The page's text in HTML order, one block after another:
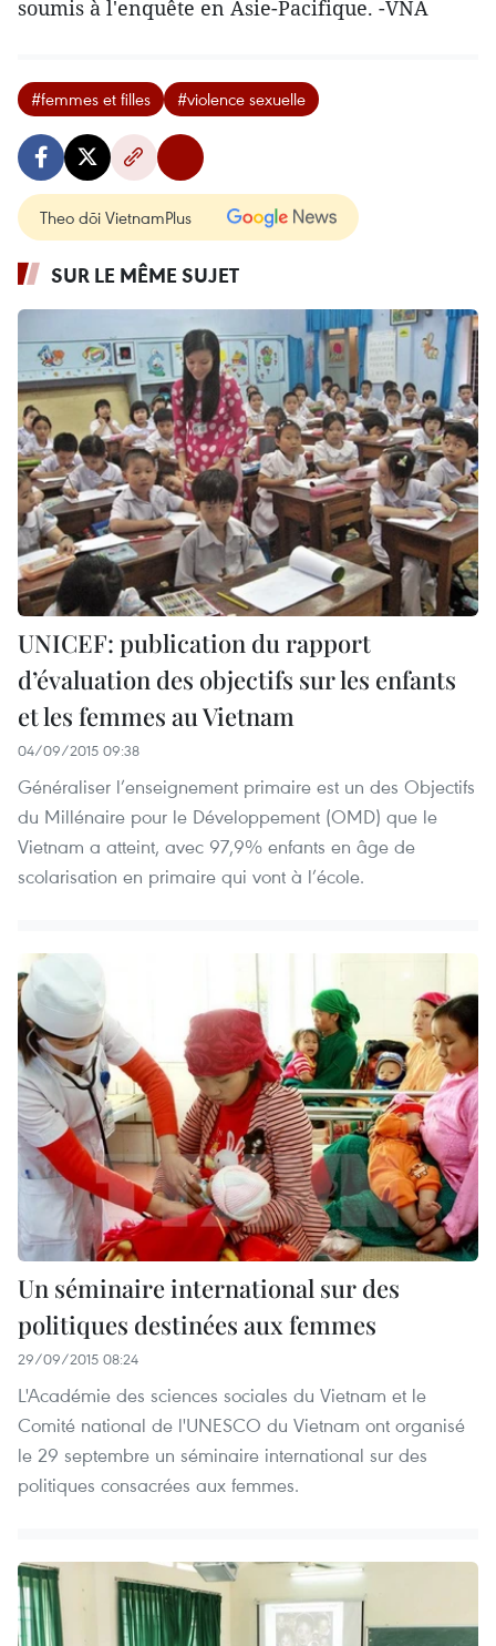
soumis à l'enquête en Asie-Pacifique. -VNA
#femmes et filles #violence sexuelle
Theo dõi VietnamPlus
SUR LE MÊME SUJET
UNICEF: publication du rapport
d’évaluation des objectifs sur les enfants
et les femmes au Vietnam
04/09/2015 09:38
Généraliser l’enseignement primaire est un des Objectifs
du Millénaire pour le Développement (OMD) que le
Vietnam a atteint, avec 97,9% enfants en âge de
scolarisation en primaire qui vont à l’école.
Un séminaire international sur des
politiques destinées aux femmes
29/09/2015 08:24
L'Académie des sciences sociales du Vietnam et le
Comité national de l'UNESCO du Vietnam ont organisé
le 29 septembre un séminaire international sur des
politiques consacrées aux femmes.